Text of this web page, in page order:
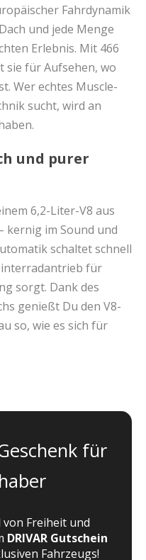
Fahrdynamik
und jede Menge
Erlebnis. Mit 466
sie für Aufsehen, wo
Wer echtes Muscle-
sucht, wird an
und purer
6,2-Liter-V8 aus
kernig im Sound und
schaltet schnell
für
sorgt. Dank des
genießt Du den V8-
so, wie es sich für
für
von Freiheit und
DRIVAR Gutschein
Fahrzeugs!